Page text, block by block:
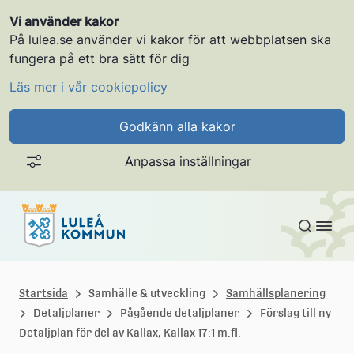
Vi använder kakor
På lulea.se använder vi kakor för att webbplatsen ska
fungera på ett bra sätt för dig
Läs mer i vår cookiepolicy
Godkänn alla kakor
Anpassa inställningar
Gå till innehållet
u
l
Startsida Samhälle & utveckling
Samhällsplanering
Detaljplaner
Pågående detaljplaner
Förslag till ny
Detaljplan för del av Kallax, Kallax 17:1 m.fl.